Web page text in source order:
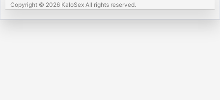
Copyright © 2026 KaloSex All rights reserved.